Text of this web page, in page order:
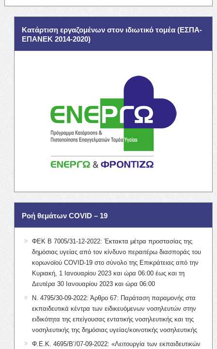
Κατάρτιση εργαζομένων στον ιδιωτικό τομέα (ΕΣΠΑ-
ΕΠΑΝΕΚ 2014-2020)
Ροή θεμάτων COVID – 19
ΦΕΚ Β 7005/31-12-2022: Έκτακτα μέτρα προστασίας της
δημόσιας υγείας από τον κίνδυνο περαιτέρω διασποράς του
κορωνοϊού COVID-19 στο σύνολο της Επικράτειας από την
Κυριακή, 1 Ιανουαρίου 2023 και ώρα 06:00 έως και τη
Δευτέρα 30 Ιανουαρίου 2023 και ώρα 06:00
Ν. 4795/30-09-2022: Άρθρο 67: Παράταση παραμονής στα
εκπαιδευτικά κέντρα των ειδικευόμενων νοσηλευτών στην
ειδικότητα της επείγουσας εντατικής νοσηλευτικής και της
νοσηλευτικής της δημόσιας υγείας/κοινοτικής νοσηλευτικής
Φ.Ε.Κ. 4695/Β’/07-09-2022: «Λειτουργία των εκπαιδευτικών